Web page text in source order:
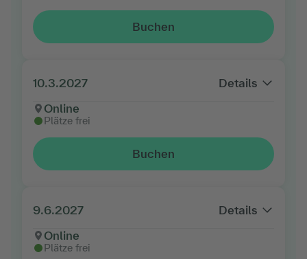
Buchen
10.3.2027
Details
Online
Plätze frei
Buchen
9.6.2027
Details
Online
Plätze frei